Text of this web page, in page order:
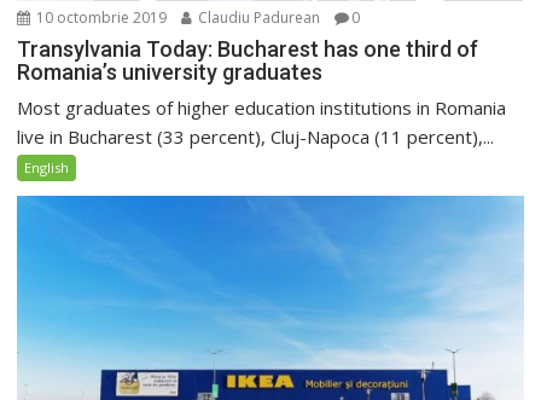
10 octombrie 2019 Claudiu Padurean 0
Transylvania Today: Bucharest has one third of
Romania’s university graduates
Most graduates of higher education institutions in Romania
live in Bucharest (33 percent), Cluj-Napoca (11 percent),...
English